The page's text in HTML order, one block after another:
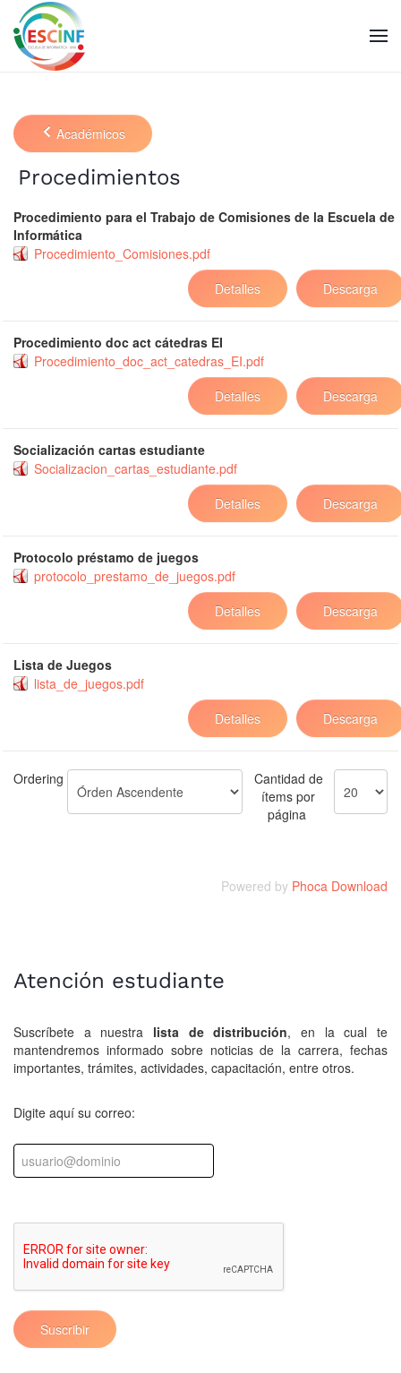
Skip to main content
Académicos
Procedimientos
Procedimiento para el Trabajo de Comisiones de la Escuela de
Informática
Procedimiento_Comisiones.pdf
Descarga
Detalles
Procedimiento doc act cátedras EI
Procedimiento_doc_act_catedras_EI.pdf
Descarga
Detalles
Socialización cartas estudiante
Socializacion_cartas_estudiante.pdf
Descarga
Detalles
Protocolo préstamo de juegos
protocolo_prestamo_de_juegos.pdf
Descarga
Detalles
Lista de Juegos
lista_de_juegos.pdf
Descarga
Detalles
Ordering
Cantidad de
ítems por
página
Powered by Phoca Download
Atención estudiante
Suscríbete a nuestra lista de distribución, en la cual te
mantendremos informado sobre noticias de la carrera, fechas
importantes, trámites, actividades, capacitación, entre otros.
Digite aquí su correo:
Suscribir